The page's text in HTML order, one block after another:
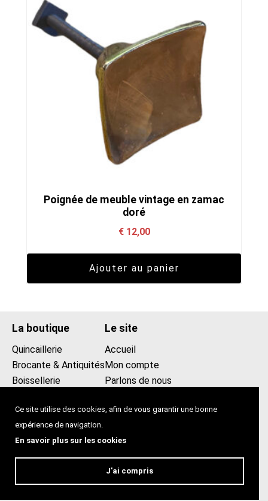
Poignée de meuble vintage en zamac
doré
€12,00
Ajouter au panier
La boutique
Quincaillerie
Brocante & Antiquités
Boissellerie
Le site
Accueil
Mon compte
Parlons de nous
0475439258
Rue blaes 99, 1000 Bruxelles
Ce site utilise des cookies, afin de vous garantir une bonne
expérience de navigation.
En savoir plus sur les cookies
J'ai compris